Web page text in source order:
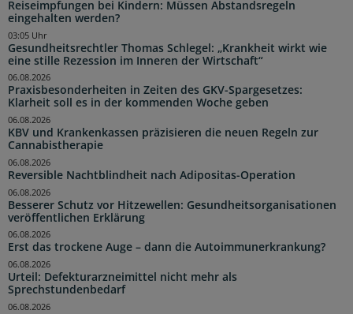
Reiseimpfungen bei Kindern: Müssen Abstandsregeln
eingehalten werden?
Gesundheitsrechtler Thomas Schlegel: „Krankheit wirkt wie
eine stille Rezession im Inneren der Wirtschaft“
03:05 Uhr
Praxisbesonderheiten in Zeiten des GKV-Spargesetzes:
Klarheit soll es in der kommenden Woche geben
06.08.2026
KBV und Krankenkassen präzisieren die neuen Regeln zur
Cannabistherapie
06.08.2026
Reversible Nachtblindheit nach Adipositas-Operation
06.08.2026
Besserer Schutz vor Hitzewellen: Gesundheitsorganisationen
veröffentlichen Erklärung
06.08.2026
Erst das trockene Auge – dann die Autoimmunerkrankung?
06.08.2026
Urteil: Defekturarzneimittel nicht mehr als
Sprechstundenbedarf
06.08.2026
06.08.2026